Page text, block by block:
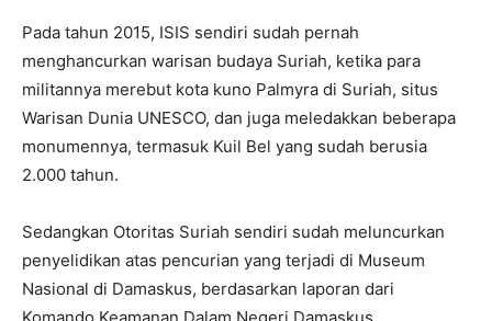
Pada tahun 2015, ISIS sendiri sudah pernah
menghancurkan warisan budaya Suriah, ketika para
militannya merebut kota kuno Palmyra di Suriah, situs
Warisan Dunia UNESCO, dan juga meledakkan beberapa
monumennya, termasuk Kuil Bel yang sudah berusia
2.000 tahun.
Sedangkan Otoritas Suriah sendiri sudah meluncurkan
penyelidikan atas pencurian yang terjadi di Museum
Nasional di Damaskus, berdasarkan laporan dari